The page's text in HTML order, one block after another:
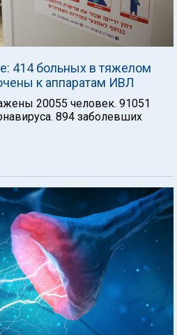
414 больных в тяжелом
к аппаратам ИВЛ
20055 человек. 91051
894 заболевших